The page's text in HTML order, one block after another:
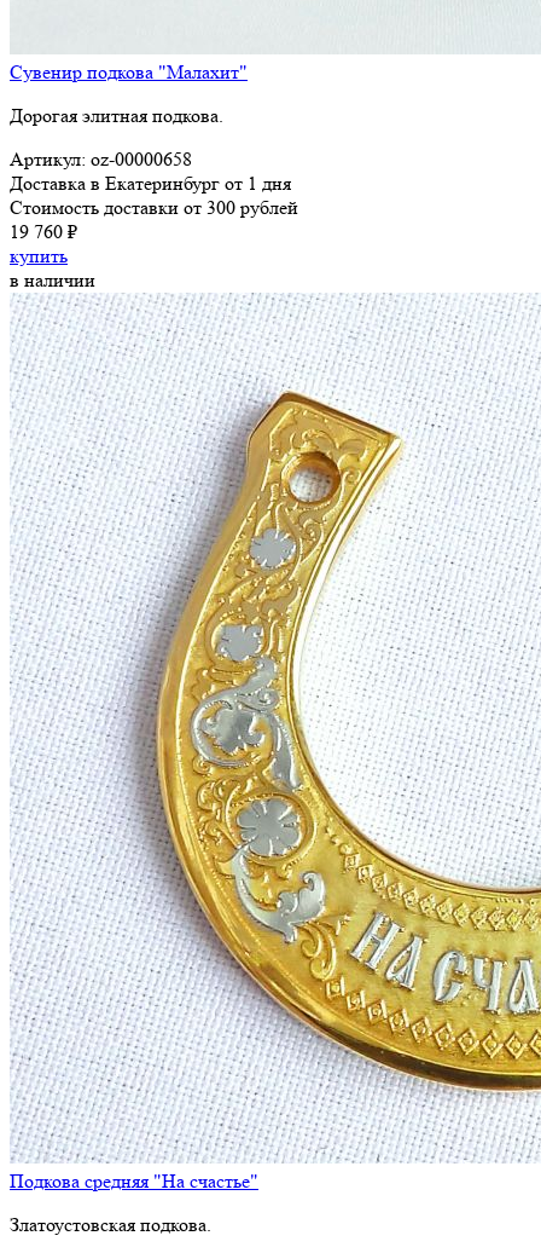
Сувенир подкова "Малахит"
Дорогая элитная подкова.
Артикул: oz-00000658
Доставка в Екатеринбург от 1 дня
Стоимость доставки от 300 рублей
19 760 ₽
купить
в наличии
Подкова средняя "На счастье"
Златоустовская подкова.